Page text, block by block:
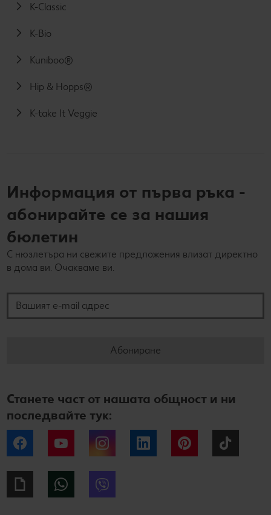
K-Classic
K-Bio
Kuniboo®
Hip & Hopps®
K-take It Veggie
Информация от първа ръка -
абонирайте се за нашия
бюлетин
С нюзлетъра ни свежите предложения влизат директно
в дома ви. Очакваме ви.
Абониране
Станете част от нашата общност и ни
последвайте тук:
Facebook YouTube Instagram LinkedIn Pinterest
Giphy WhatsApp